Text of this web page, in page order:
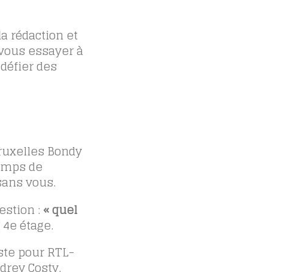
rédaction et
essayer à
des
Bondy
de
vous.
: « quel
étage.
pour RTL-
Costy,